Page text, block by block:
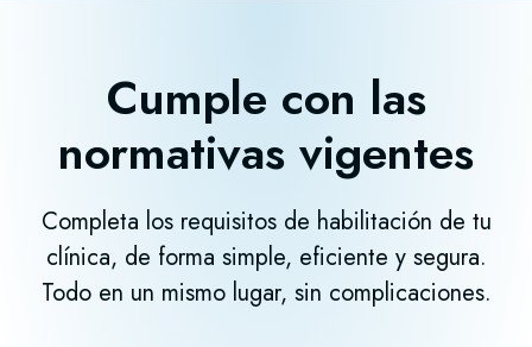
Cumple con las
normativas vigentes
Completa los requisitos de habilitación de tu
clínica, de forma simple, eficiente y segura.
Todo en un mismo lugar, sin complicaciones.